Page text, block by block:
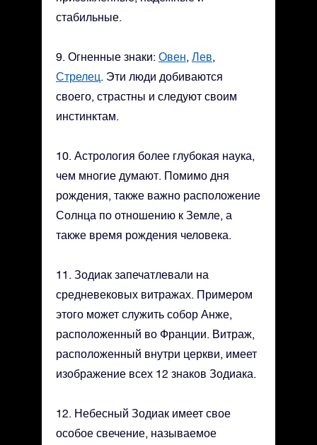
стабильные.
9. Огненные знаки: Овен, Лев,
Стрелец. Эти люди добиваются
своего, страстны и следуют своим
инстинктам.
10. Астрология более глубокая наука,
чем многие думают. Помимо дня
рождения, также важно расположение
Солнца по отношению к Земле, а
также время рождения человека.
11. Зодиак запечатлевали на
средневековых витражах. Примером
этого может служить собор Анже,
расположенный во Франции. Витраж,
расположенный внутри церкви, имеет
изображение всех 12 знаков Зодиака.
12. Небесный Зодиак имеет свое
особое свечение, называемое